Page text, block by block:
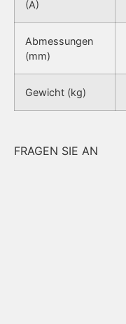
(A)
Abmessungen
(mm)
Gewicht (kg)
FRAGEN SIE AN